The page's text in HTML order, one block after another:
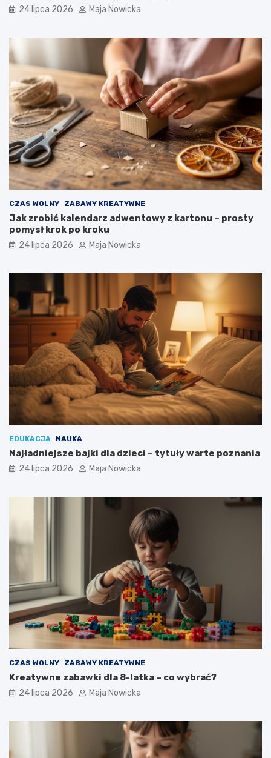
24 lipca 2026 Maja Nowicka
CZAS WOLNY ZABAWY KREATYWNE
Jak zrobić kalendarz adwentowy z kartonu – prosty
pomysł krok po kroku
24 lipca 2026 Maja Nowicka
EDUKACJA NAUKA
Najładniejsze bajki dla dzieci – tytuły warte poznania
24 lipca 2026 Maja Nowicka
CZAS WOLNY ZABAWY KREATYWNE
Kreatywne zabawki dla 8-latka – co wybrać?
24 lipca 2026 Maja Nowicka